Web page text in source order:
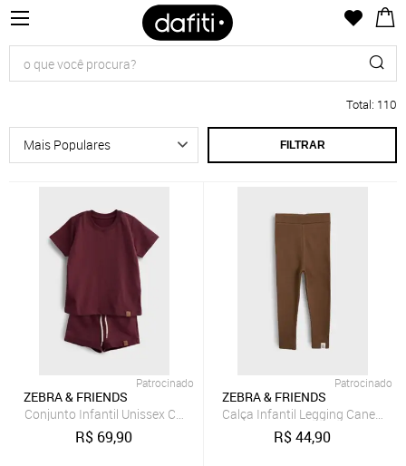
Total: 110
FILTRAR
Patrocinado
ZEBRA & FRIENDS
Conjunto Infantil Unissex Com Camiseta e Short Zebra&Friends
R$ 69,90
Patrocinado
ZEBRA & FRIENDS
Calça Infantil Legging Canelada
R$44,90